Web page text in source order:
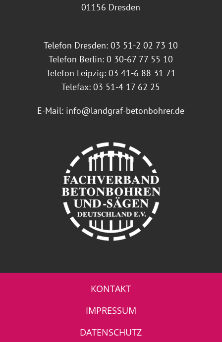
01156 Dresden
Telefon Dresden: 03 51-2 02 73 10
Telefon Berlin: 0 30-67 77 55 10
Telefon Leipzig: 03 41-6 88 31 71
Telefax: 03 51-4 17 62 25
E-Mail: info@landgraf-betonbohrer.de
KONTAKT
IMPRESSUM
DATENSCHUTZ